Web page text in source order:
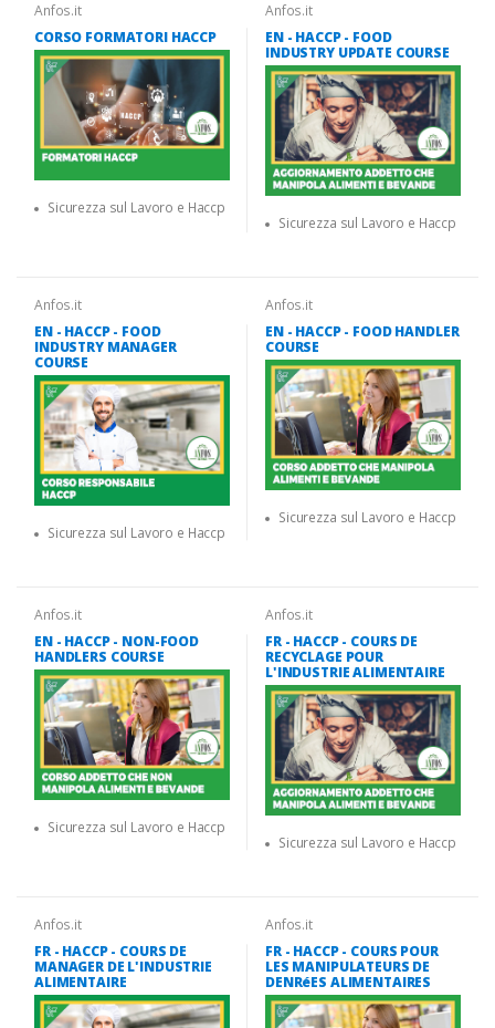
Anfos.it
CORSO FORMATORI HACCP
Sicurezza sul Lavoro e Haccp
Anfos.it
EN - HACCP - FOOD
INDUSTRY UPDATE COURSE
Sicurezza sul Lavoro e Haccp
Anfos.it
EN - HACCP - FOOD
INDUSTRY MANAGER
COURSE
Sicurezza sul Lavoro e Haccp
Anfos.it
EN - HACCP - FOOD HANDLER
COURSE
Sicurezza sul Lavoro e Haccp
Anfos.it
EN - HACCP - NON-FOOD
HANDLERS COURSE
Sicurezza sul Lavoro e Haccp
Anfos.it
FR - HACCP - COURS DE
RECYCLAGE POUR
L'INDUSTRIE ALIMENTAIRE
Sicurezza sul Lavoro e Haccp
Anfos.it
FR - HACCP - COURS DE
MANAGER DE L'INDUSTRIE
ALIMENTAIRE
Anfos.it
FR - HACCP - COURS POUR
LES MANIPULATEURS DE
DENRéES ALIMENTAIRES